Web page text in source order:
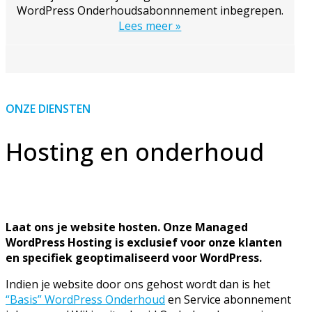
WordPress Onderhoudsabonnnement inbegrepen.
Lees meer »
ONZE DIENSTEN
Hosting en onderhoud
Laat ons je website hosten. Onze Managed
WordPress Hosting is exclusief voor onze klanten
en specifiek geoptimaliseerd voor WordPress.
Indien je website door ons gehost wordt dan is het
“Basis” WordPress Onderhoud en Service abonnement